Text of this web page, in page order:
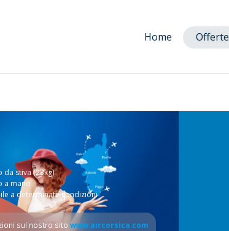
Home Offerte
Belgio
Francia
Germania
Italia
Repubblica
Ceca
Ungheria
Corsica
Bastia
da stiva (23kg)
a mano
a determinate condizioni
sul nostro sitowww.aircorsica.com